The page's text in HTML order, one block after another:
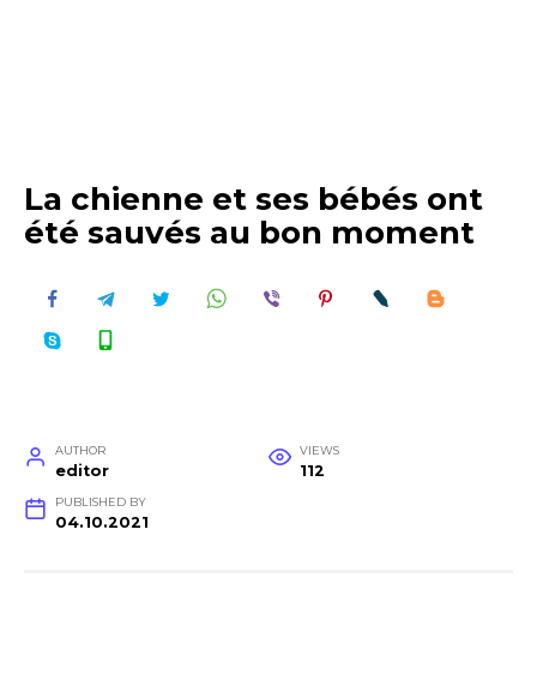
La chienne et ses bébés ont
été sauvés au bon moment
AUTHOR
editor
VIEWS
112
PUBLISHED BY
04.10.2021